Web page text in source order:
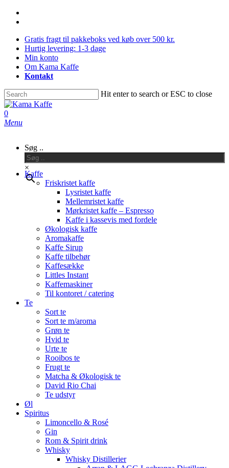
Skip
contentGratis fragt til pakkeboks ved køb over 500 kr.
Hurtig levering: 1-3 dage
Min konto
Om Kama Kaffe
Kontakt
Hit enter to search or ESC to close
Close
Search
0
Menu
Søg ..
×
Kaffe
Friskristet kaffe
Lysristet kaffe
Mellemristet kaffe
Mørkristet kaffe – Espresso
Kaffe i kassevis med fordele
Økologisk kaffe
Aromakaffe
Kaffe Sirup
Kaffe tilbehør
Kaffesække
Littles Instant
Kaffemaskiner
Til kontoret / catering
Te
Sort te
Sort te m/aroma
Grøn te
Hvid te
Urte te
Rooibos te
Frugt te
Matcha & Økologisk te
David Rio Chai
Te udstyr
Øl
Spiritus
Limoncello & Rosé
Gin
Rom & Spirit drink
Whisky
Whisky Distillerier